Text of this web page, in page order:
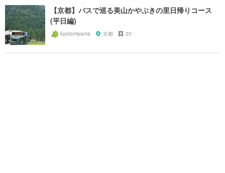
【京都】バスで巡る美山かやぶきの里日帰りコース
(平日編)
kyotomiyama 京都 20